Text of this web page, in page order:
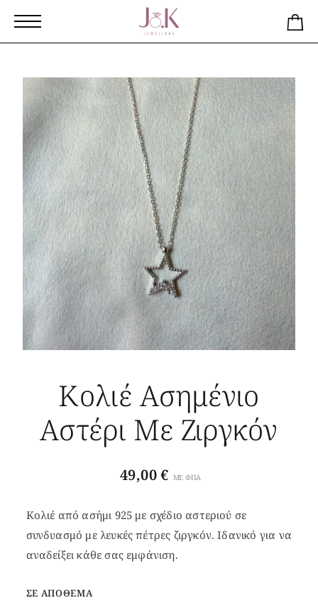
Κολιέ Ασημένιο
Αστέρι Με Ζιργκόν
49,00€ ΜΕ ΦΠΑ
Κολιέ από ασήμι 925 με σχέδιο αστεριού σε
συνδυασμό με λευκές πέτρες ζιργκόν. Ιδανικό για να
αναδείξει κάθε σας εμφάνιση.
ΣΕ ΑΠΌΘΕΜΑ